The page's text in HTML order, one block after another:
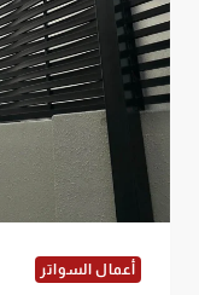
للحوش
الرياض
بأجمل
مع
سرعة
أعمال السواتر